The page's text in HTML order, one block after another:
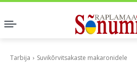
Tarbija Suvikõrvitsakaste makaronidele